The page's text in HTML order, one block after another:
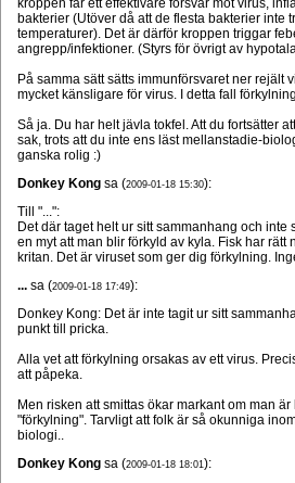
kroppen får ett effektivare försvar mot virus,
bakterier (Utöver då att de flesta bakterier inte
temperaturer). Det är därför kroppen triggar
angrepp/infektioner. (Styrs för övrigt av
På samma sätt sätts immunförsvaret ner rejält
mycket känsligare för virus. I detta fall
Så ja. Du har helt jävla tokfel. Att du fortsätter
sak, trots att du inte ens läst mellanstadie-
ganska rolig :)
Donkey Kong sa (2009-01-18 15:30):
Till "...":
Det där taget helt ur sitt sammanhang och inte
en myt att man blir förkyld av kyla. Fisk har rätt
kritan. Det är viruset som ger dig förkylning.
... sa (2009-01-18 17:49):
Donkey Kong: Det är inte tagit ur sitt
punkt till pricka.
Alla vet att förkylning orsakas av ett virus.
att påpeka.
Men risken att smittas ökar markant om man
"förkylning". Tarvligt att folk är så okunniga
biologi..
Donkey Kong sa (2009-01-18 18:01):